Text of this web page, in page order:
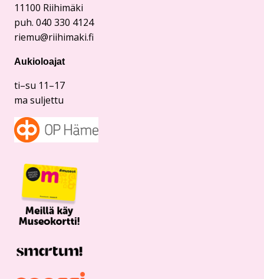
11100 Riihimäki
puh. 040 330 4124
riemu@riihimaki.fi
Aukioloajat
ti–su 11–17
ma suljettu